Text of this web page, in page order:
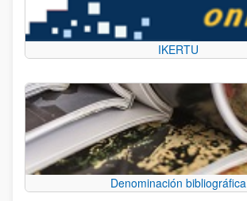
IKERTU
Denominación bibliográfica